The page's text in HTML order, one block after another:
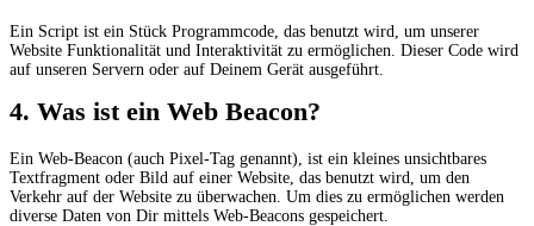
Ein Script ist ein Stück Programmcode, das benutzt wird, um unserer
Website Funktionalität und Interaktivität zu ermöglichen. Dieser Code wird
auf unseren Servern oder auf Deinem Gerät ausgeführt.
4. Was ist ein Web Beacon?
Ein Web-Beacon (auch Pixel-Tag genannt), ist ein kleines unsichtbares
Textfragment oder Bild auf einer Website, das benutzt wird, um den
Verkehr auf der Website zu überwachen. Um dies zu ermöglichen werden
diverse Daten von Dir mittels Web-Beacons gespeichert.